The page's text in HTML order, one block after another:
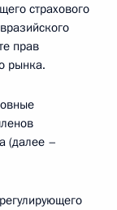
страхового
прав
рынка.
(далее –